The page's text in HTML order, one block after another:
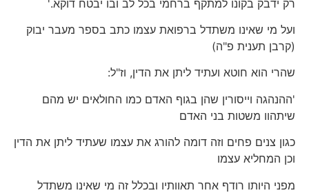
רק ידבק בקונו למתקף ברחמי בכל לב ובו יבטח דוקא.'
ועל מי שאינו משתדל ברפואת עצמו כתב בספר מעבר יבוק
(קרבן תענית פ"ה)
שהרי הוא חוטא ועתיד ליתן את הדין, וז"ל:
'ההנהגה וייסורין שהן בגוף האדם כמו החולאים יש מהם
שיתהוו משטות בני האדם
כגון צנים פחים וזה דומה להורג את עצמו שעתיד ליתן את הדין
וכן המחליא עצמו
מפני היותו רודף אחר תאוותיו ובכלל זה מי שאינו משתדל